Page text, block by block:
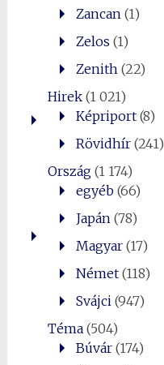
Zancan(1)
Zelos (1)
Zenith(22)
Hirek(1 021)
Képriport(8)
Rövidhír(241)
Ország(1 174)
egyéb(66)
Japán(78)
Magyar(17)
Német(118)
Svájci(947)
Téma(504)
Búvár(174)